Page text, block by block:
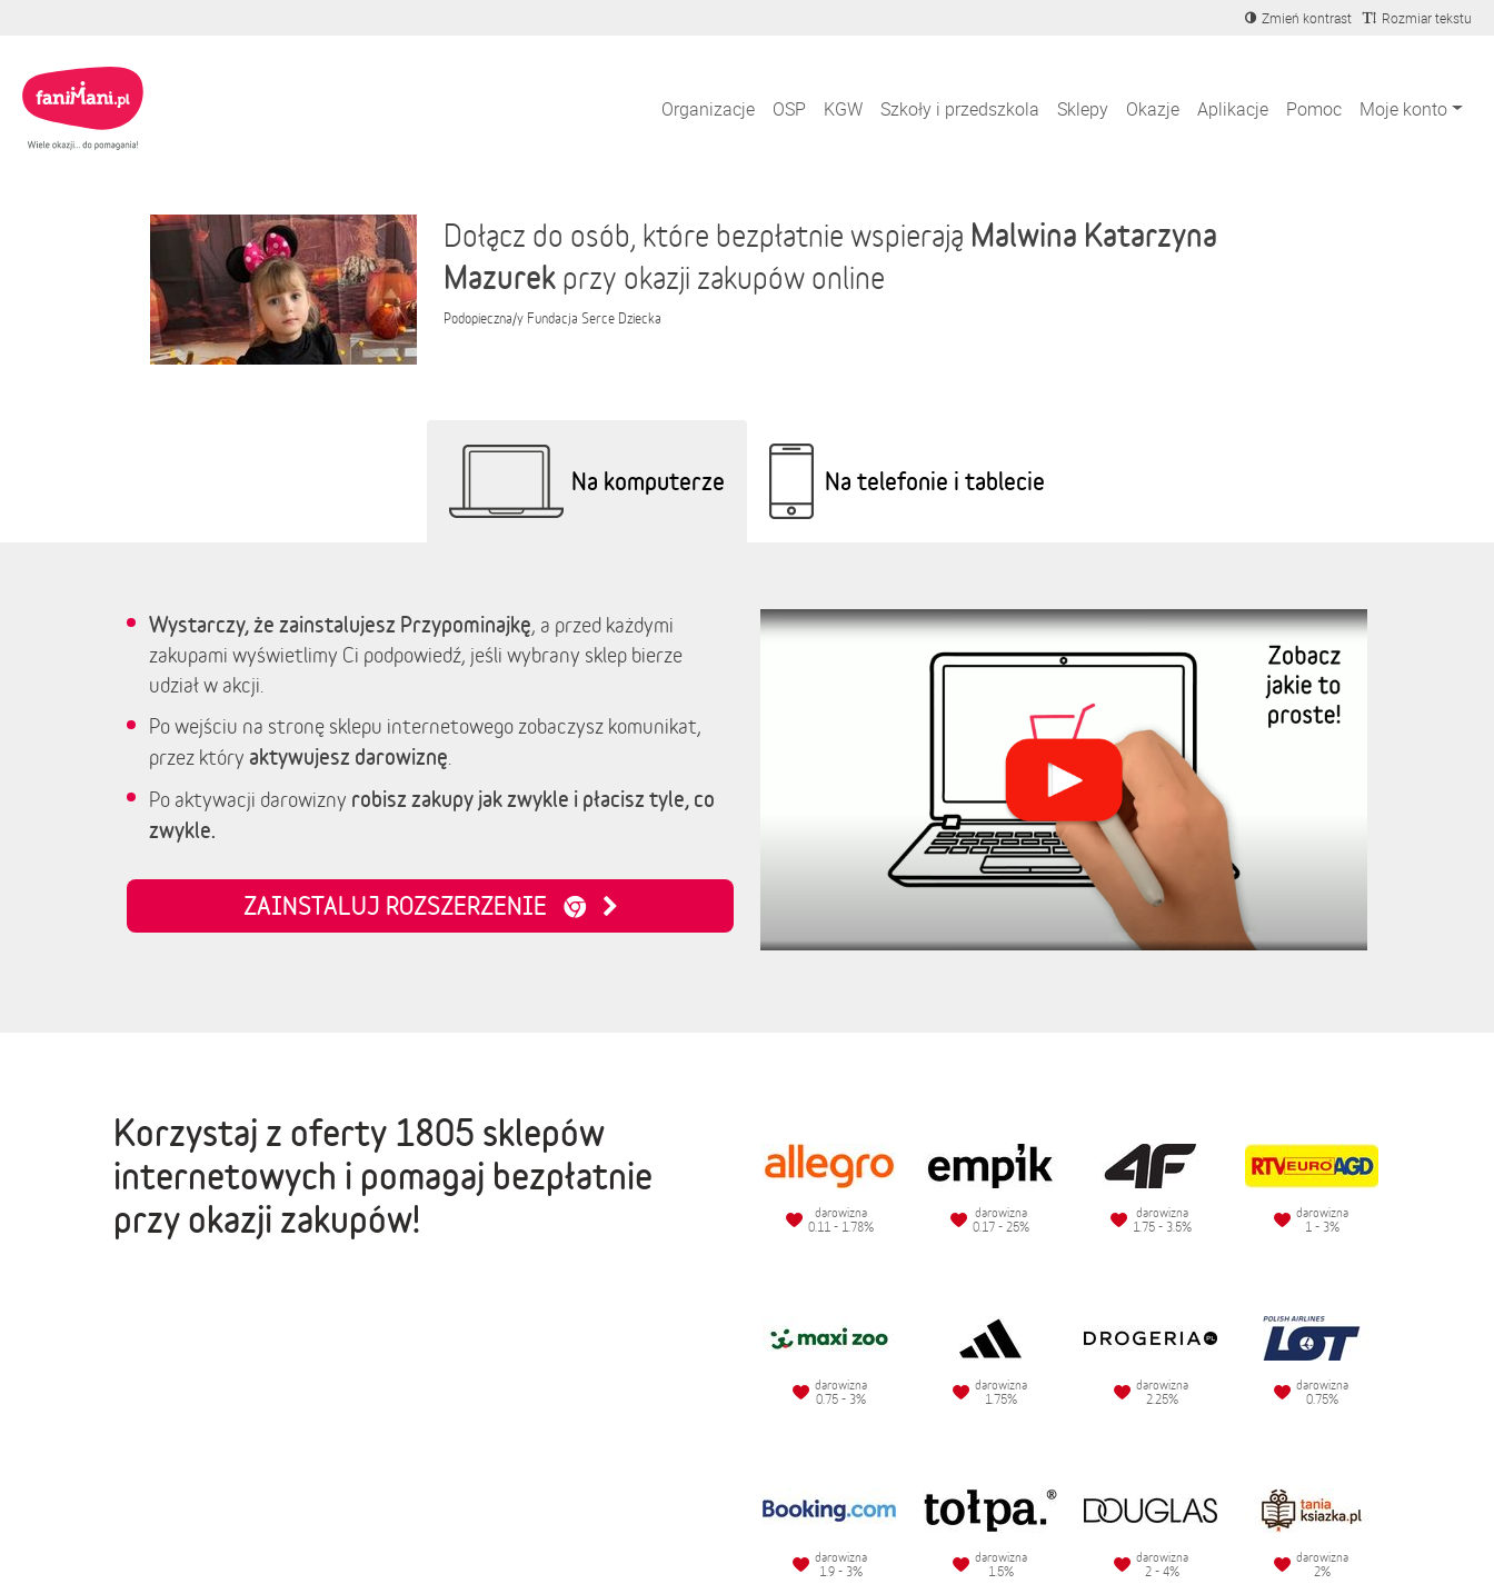
Zmień kontrast Rozmiar tekstu
Organizacje OSP KGW Szkoły i przedszkola Sklepy Okazje Aplikacje Pomoc Moje konto
Dołącz do osób, które bezpłatnie wspierają Malwina Katarzyna
Mazurek przy okazji zakupów online
Podopieczna/y Fundacja Serce Dziecka
Na komputerze Na telefonie i tablecie
Wystarczy, że zainstalujesz Przypominajkę, a przed każdymi
zakupami wyświetlimy Ci podpowiedź, jeśli wybrany sklep bierze
udział w akcji.
Po wejściu na stronę sklepu internetowego zobaczysz komunikat,
przez który aktywujesz darowiznę
Po aktywacji darowizny robisz zakupy jak zwykle i płacisz tyle, co
zwykle.
ZAINSTALUJ ROZSZERZENIE
Korzystaj z oferty 1805 sklepów
internetowych i pomagaj bezpłatnie
przy okazji zakupów!
darowizna
0.11 - 1.78%
darowizna
0.17 - 25%
darowizna
1.75 - 3.5%
darowizna
1 - 3%
darowizna
0.75 - 3%
darowizna
1.75%
darowizna
2.25%
darowizna
0.75%
darowizna
1.9 - 3%
darowizna
1.5%
darowizna
2 - 4%
darowizna
2%